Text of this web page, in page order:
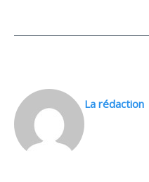
La rédaction